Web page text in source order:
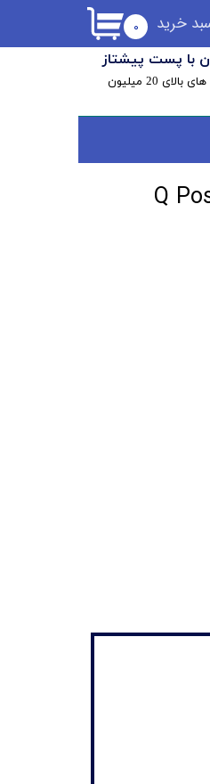
با پست پیشتاز
​برای سفارش های بالای 20 میلیون
۰ خرید